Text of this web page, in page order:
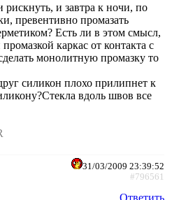
и завтра к ночи, по
превентивно промазать
Есть ли в этом смысл,
каркас от контакта с
монолитную промазку то
силикон плохо прилипнет к
вдоль швов все
31/03/2009 23:39:52
#796561
Ответить